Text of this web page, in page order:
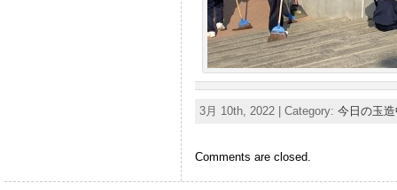
3月 10th, 2022 | Category: 今日の玉
Comments are closed.